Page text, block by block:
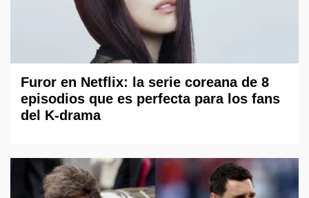
Furor en Netflix: la serie coreana de 8
episodios que es perfecta para los fans
del K-drama